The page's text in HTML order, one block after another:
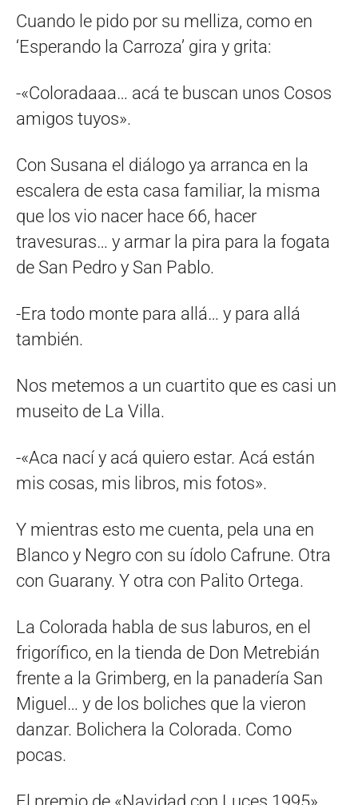
Cuando le pido por su melliza, como en
‘Esperando la Carroza’ gira y grita:
-«Coloradaaa… acá te buscan unos Cosos
amigos tuyos».
Con Susana el diálogo ya arranca en la
escalera de esta casa familiar, la misma
que los vio nacer hace 66, hacer
travesuras… y armar la pira para la fogata
de San Pedro y San Pablo.
-Era todo monte para allá… y para allá
también.
Nos metemos a un cuartito que es casi un
museito de La Villa.
-«Aca nací y acá quiero estar. Acá están
mis cosas, mis libros, mis fotos».
Y mientras esto me cuenta, pela una en
Blanco y Negro con su ídolo Cafrune. Otra
con Guarany. Y otra con Palito Ortega.
La Colorada habla de sus laburos, en el
frigorífico, en la tienda de Don Metrebián
frente a la Grimberg, en la panadería San
Miguel… y de los boliches que la vieron
danzar. Bolichera la Colorada. Como
pocas.